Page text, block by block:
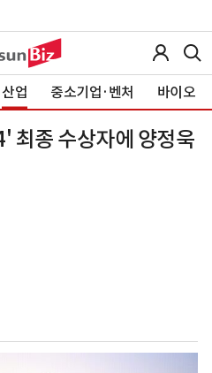
산업 중소기업·벤처 바이오
최종 수상자에 양정욱